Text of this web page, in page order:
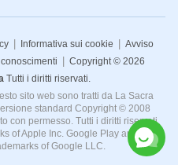
| Informativa sui cookie | Avviso
| Copyright © 2026
Tutti i diritti riservati.
sito web sono tratti da La Sacra
standard Copyright © 2008
con permesso. Tutti i diritti riservati.
of Apple Inc. Google Play and the
of Google LLC.